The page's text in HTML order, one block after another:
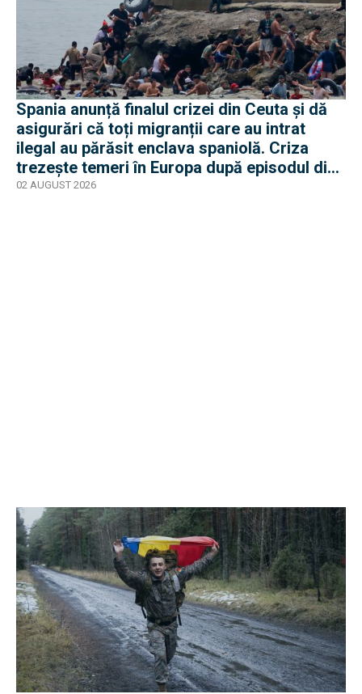
Spania anunță finalul crizei din Ceuta și dă
asigurări că toți migranții care au intrat
ilegal au părăsit enclava spaniolă. Criza
trezește temeri în Europa după episodul din
2015
02 AUGUST 2026